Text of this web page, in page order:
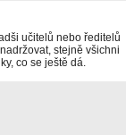
učitelů nebo ředitelů
stejně všichni
co se ještě dá.